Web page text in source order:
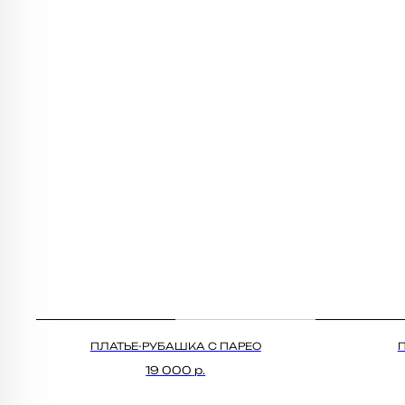
ПЛАТЬЕ-РУБАШКА С ПАРЕО
19 000 р.